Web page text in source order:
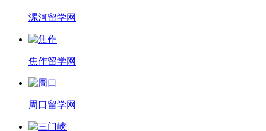
漯河留学网
焦作留学网
周口留学网